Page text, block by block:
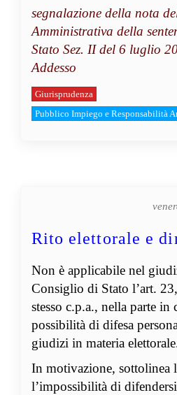
segnalazione della nota
Amministrativa della
Stato Sez. II del 6 luglio
Addesso
Giurisprudenza
Pubblico Impiego e Responsabilità
Rito elettorale e
Non è applicabile nel
Consiglio di Stato l’art.
stesso c.p.a., nella parte in
possibilità di difesa
giudizi in materia
In motivazione, sottolinea
l’impossibilità di